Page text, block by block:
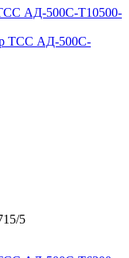
ТСС АД-500С-Т10500-
5